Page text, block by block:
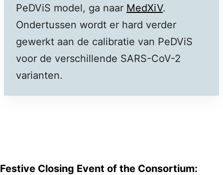
PeDViS model, ga naar MedXiV.
Ondertussen wordt er hard verder
gewerkt aan de calibratie van PeDViS
voor de verschillende SARS-CoV-2
varianten.
Festive Closing Event of the Consortium: